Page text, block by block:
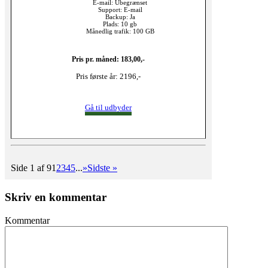
E-mail: Ubegrænset
Support: E-mail
Backup: Ja
Plads: 10 gb
Månedlig trafik: 100 GB
Pris pr. måned: 183,00,-
Pris første år: 2196,-
Gå til udbyder
Side 1 af 91 2345...»Sidste »
Skriv en kommentar
Kommentar